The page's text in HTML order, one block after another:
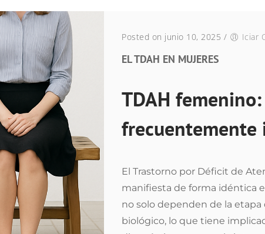
Posted on junio 10, 2025 / Iciar
EL TDAH EN MUJERES
TDAH
frecuentemente
El Trastorno por Déficit de
manifiesta de forma idéntica
no solo dependen de la
biológico, lo que tiene